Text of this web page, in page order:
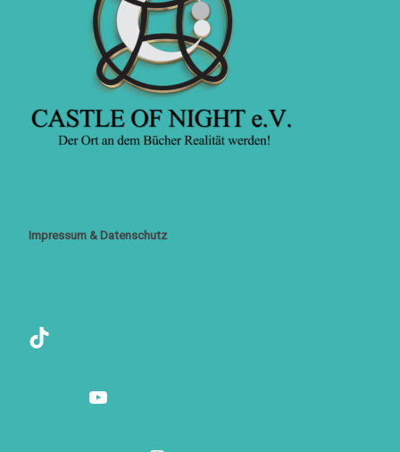
Impressum & Datenschutz
TikTok
YouTube